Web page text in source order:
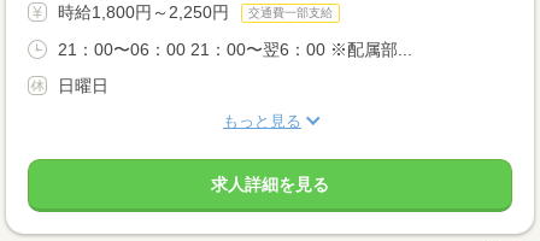
時給1,800円～2,250円 交通費一部支給
21：00〜06：00 21：00〜翌6：00 ※配属部...
日曜日
もっと見る
求人詳細を見る